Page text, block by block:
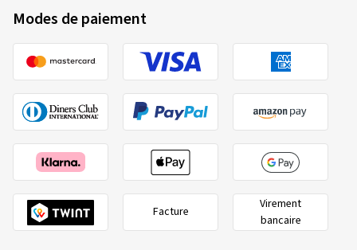
Modes de paiement
Facture
Virement
bancaire